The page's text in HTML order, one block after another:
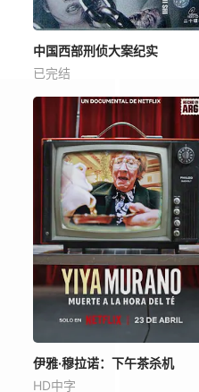
中国西部刑侦大案纪实
已完结
伊雅·穆拉诺：下午茶杀机
HD中字